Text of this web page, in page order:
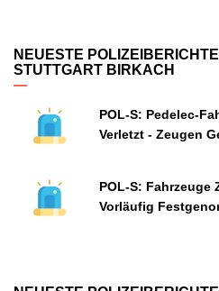
NEUESTE POLIZEIBERICHTE
STUTTGART BIRKACH
POL-S: Pedelec-
Verletzt - Zeugen
POL-S: Fahrzeuge
Vorläufig